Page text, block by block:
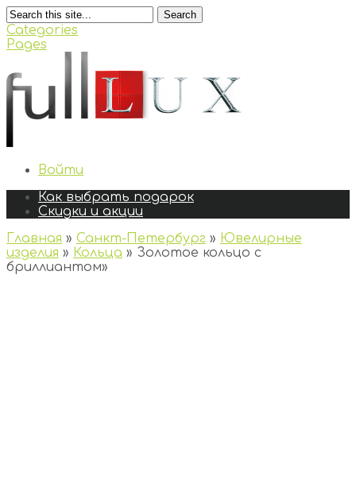
Search
Categories
Pages
Войти
Как выбрать подарок
Скидки и акции
Главная » Санкт-Петербург » Ювелирные
изделия » Кольца » Золотое кольцо с
бриллиантом»